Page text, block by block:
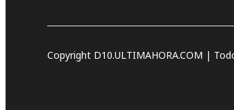
Copyright D10.ULTIMAHORA.COM |